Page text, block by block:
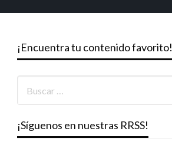
¡Encuentra tu contenido favorito!
¡Síguenos en nuestras RRSS!